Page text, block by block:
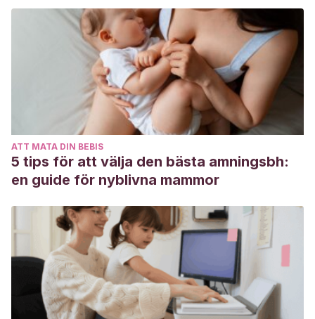
https://uvadoc.uva.es/bitstream/handle/10324/39158/TFG-
O-1769.pdf?sequence=1&isAllowed=y
Yuste, M. N. H. (2003). Adolescencia, grupo de iguales,
consumo de drogas, y otras conductas
problemáticas. Aspectos psicosociales de la violencia
. Recuperado
dehttp://www.justagomeznavajas.es/wp-
content/uploads/2009/06/injuveviolencia-
juvenil.pdf#page=78
Marcitllach, A. A., y Freire, A. G. M. (2013)
novatadas: un problema de todos.
Razón y fe 268
(1380),
pp. 289-298. Recuperado
https://revistas.comillas.edu/index.php/razonyfe/article/
ATT MATA DIN BEBIS
5 tips för att välja den bästa amningsbh:
en guide för nyblivna mammor